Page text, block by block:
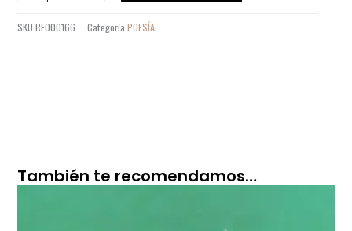
SKURE000166 Categoría POESÍA
También te recomendamos…